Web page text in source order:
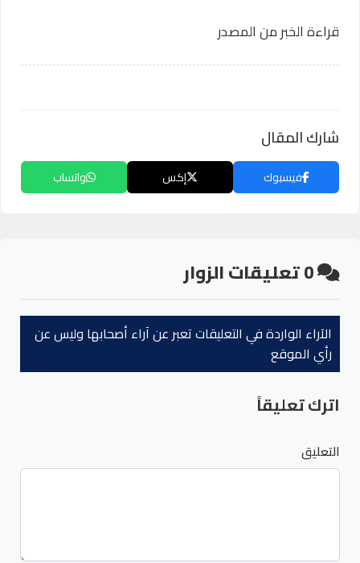
قراءة الخبر من المصدر
شارك المقال
فيسبوك إكس واتساب
0تعليقات الزوار
الآراء الواردة في التعليقات تعبر عن آراء أصحابها وليس عن
رأي الموقع
اترك تعليقاً
التعليق